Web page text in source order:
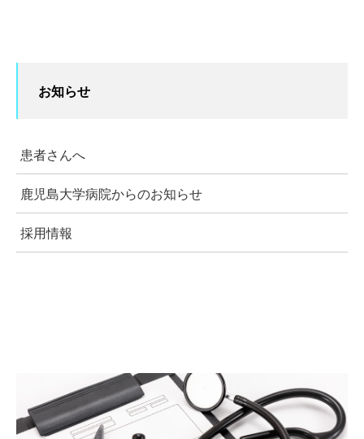
お知らせ
患者さんへ
鹿児島大学病院からのお知らせ
採用情報